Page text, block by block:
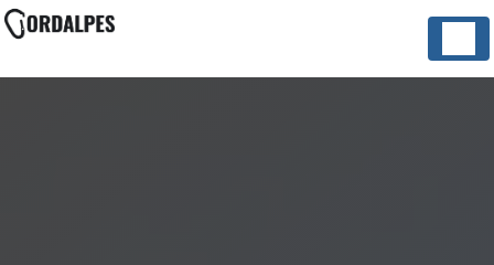
Panneau de gestion des cookies